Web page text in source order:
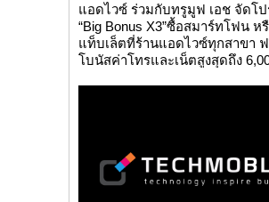
แอดไวซ์ ร่วมกับทรูมูฟ เอช จัดโ
“Big Bonus X3”ซื้อสมาร์ทโฟน ห
แท็บเล็ตที่ร้านแอดไวซ์ทุกสาขา ฟ
โบนัสค่าโทรและเน็ตสูงสุดถึง